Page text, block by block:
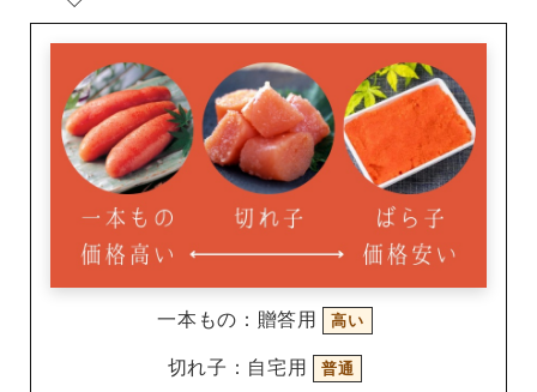
一本もの：贈答用 高い
切れ子：自宅用 普通